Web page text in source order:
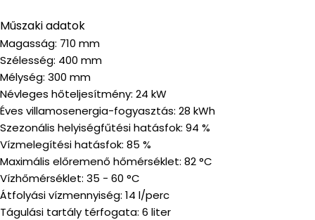
Műszaki adatok
Magasság: 710 mm
Szélesség: 400 mm
Mélység: 300 mm
Névleges hőteljesítmény: 24 kW
Éves villamosenergia-fogyasztás: 28 kWh
Szezonális helyiségfűtési hatásfok: 94 %
Vízmelegítési hatásfok: 85 %
Maximális előremenő hőmérséklet: 82 °C
Vízhőmérséklet: 35 - 60 °C
Átfolyási vízmennyiség: 14 l/perc
Tágulási tartály térfogata: 6 liter